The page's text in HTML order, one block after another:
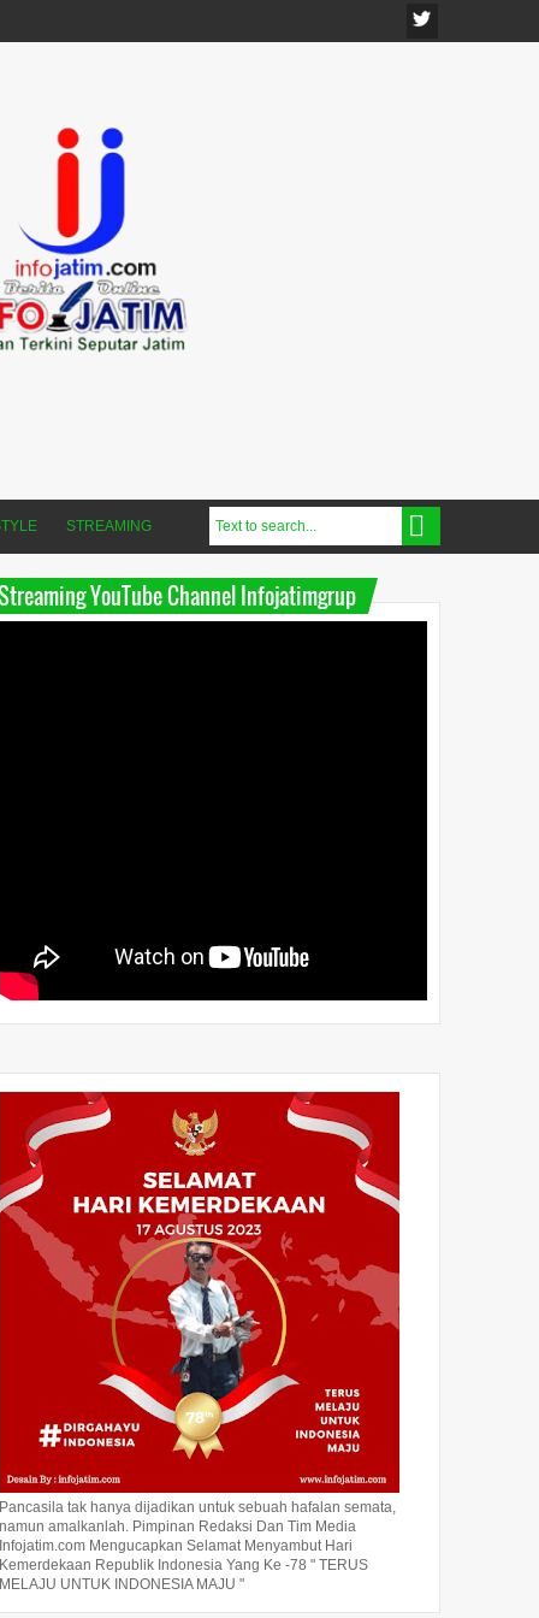
STREAMING
YouTube Channel Infojatimgrup
Pancasila tak hanya dijadikan untuk sebuah hafalan semata,
namun amalkanlah. Pimpinan Redaksi Dan Tim Media
Infojatim.com Mengucapkan Selamat Menyambut Hari
Kemerdekaan Republik Indonesia Yang Ke -78 " TERUS
MELAJU UNTUK INDONESIA MAJU "